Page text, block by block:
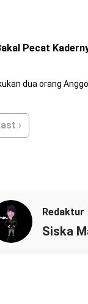
Pecat
dua orang
›
Redaktur
Siska